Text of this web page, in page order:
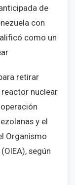
de
con
como un
retirar
nuclear
y el
Organismo
según